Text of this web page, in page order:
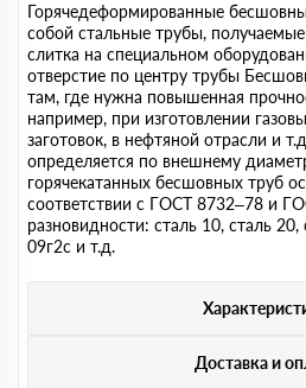
Горячедеформированные
собой стальные трубы,
слитка на специальном
отверстие по центру трубы
там, где нужна повышенная
например, при изготовлении
заготовок, в нефтяной отрасли и
определяется по внешнему
горячекатанных бесшовных труб
соответствии с ГОСТ 8732–78 и
разновидности: сталь 10, сталь 20,
09г2с и т.д.
Доставка и